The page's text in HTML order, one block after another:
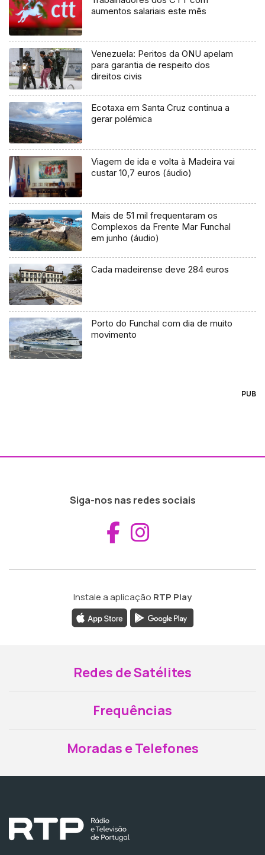
aumentos salariais este mês
Venezuela: Peritos da ONU apelam
para garantia de respeito dos
direitos civis
Ecotaxa em Santa Cruz continua a
gerar polémica
Viagem de ida e volta à Madeira vai
custar 10,7 euros (áudio)
Mais de 51 mil frequentaram os
Complexos da Frente Mar Funchal
em junho (áudio)
Cada madeirense deve 284 euros
Porto do Funchal com dia de muito
movimento
PUB
Siga-nos nas redes sociais
Aceder ao
Instale a aplicação RTP Play
Redes de Satélites
Frequências
Moradas e Telefones